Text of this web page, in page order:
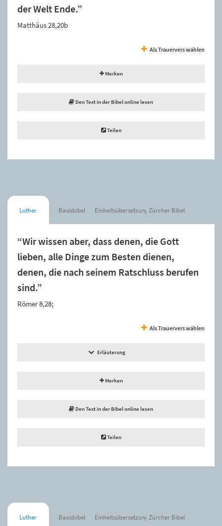
der Welt Ende.”
Matthäus 28,20b
Als Trauervers wählen
Merken
Den Text in der Bibel online lesen
Teilen
Luther Basisbibel Einheitsübersetzung Zürcher Bibel
“Wir wissen aber, dass denen, die Gott
lieben, alle Dinge zum Besten dienen,
denen, die nach seinem Ratschluss berufen
sind.”
Römer 8,28;
Als Trauervers wählen
Erläuterung
Merken
Den Text in der Bibel online lesen
Teilen
Luther Basisbibel Einheitsübersetzung Zürcher Bibel